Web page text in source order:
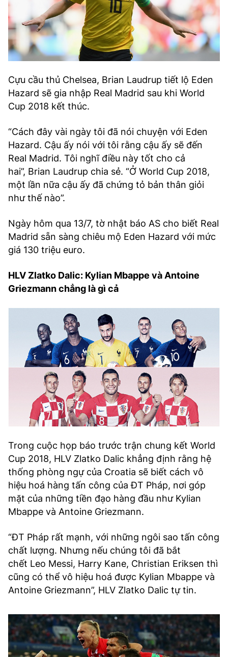
Cựu cầu thủ Chelsea, Brian Laudrup tiết lộ Eden
Hazard sẽ gia nhập Real Madrid sau khi World
Cup 2018 kết thúc.
“Cách đây vài ngày tôi đã nói chuyện với Eden
Hazard. Cậu ấy nói với tôi rằng cậu ấy sẽ đến
Real Madrid. Tôi nghĩ điều này tốt cho cả
hai”, Brian Laudrup chia sẻ. “Ở World Cup 2018,
một lần nữa cậu ấy đã chứng tỏ bản thân giỏi
như thế nào”.
Ngày hôm qua 13/7, tờ nhật báo AS cho biết Real
Madrid sẵn sàng chiêu mộ Eden Hazard với mức
giá 130 triệu euro.
HLV Zlatko Dalic: Kylian Mbappe và Antoine
Griezmann chẳng là gì cả
Trong cuộc họp báo trước trận chung kết World
Cup 2018, HLV Zlatko Dalic khẳng định rằng hệ
thống phòng ngự của Croatia sẽ biết cách vô
hiệu hoá hàng tấn công của ĐT Pháp, nơi góp
mặt của những tiền đạo hàng đầu như Kylian
Mbappe và Antoine Griezmann.
“ĐT Pháp rất mạnh, với những ngôi sao tấn công
chất lượng. Nhưng nếu chúng tôi đã bắt
chết Leo Messi, Harry Kane, Christian Eriksen thì
cũng có thể vô hiệu hoá được Kylian Mbappe và
Antoine Griezmann”, HLV Zlatko Dalic tự tin.